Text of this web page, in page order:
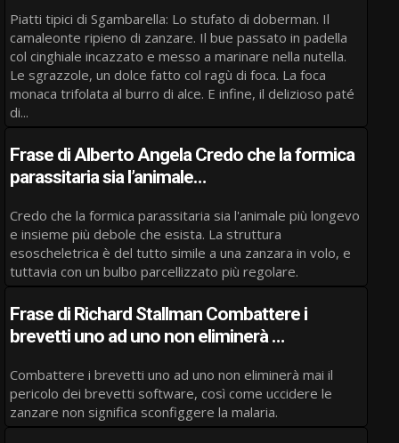
Piatti tipici di Sgambarella: Lo stufato di doberman. Il
camaleonte ripieno di zanzare. Il bue passato in padella
col cinghiale incazzato e messo a marinare nella nutella.
Le sgrazzole, un dolce fatto col ragù di foca. La foca
monaca trifolata al burro di alce. E infine, il delizioso paté
di...
Frase di Alberto Angela Credo che la formica
parassitaria sia l’animale…
Credo che la formica parassitaria sia l'animale più longevo
e insieme più debole che esista. La struttura
esoscheletrica è del tutto simile a una zanzara in volo, e
tuttavia con un bulbo parcellizzato più regolare.
Frase di Richard Stallman Combattere i
brevetti uno ad uno non eliminerà …
Combattere i brevetti uno ad uno non eliminerà mai il
pericolo dei brevetti software, così come uccidere le
zanzare non significa sconfiggere la malaria.